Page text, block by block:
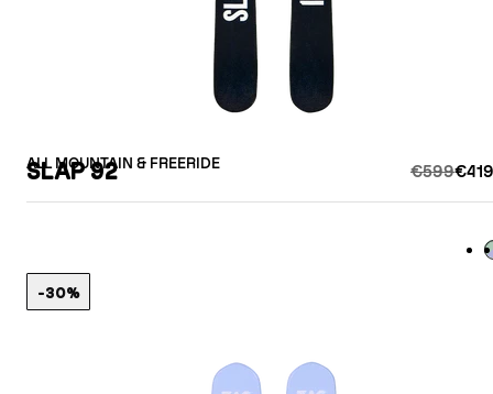
ALL MOUNTAIN & FREERIDE
SLAP 92 €599
-30%